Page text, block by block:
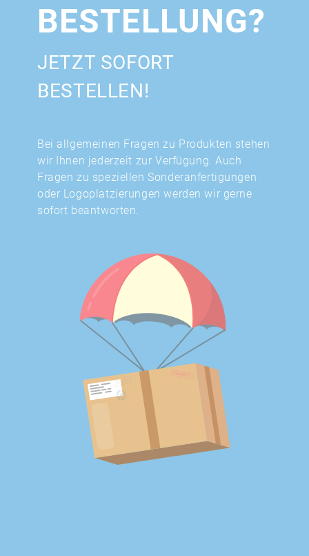
BESTELLUNG?
JETZT SOFORT
BESTELLEN!
Bei allgemeinen Fragen zu Produkten stehen
wir Ihnen jederzeit zur Verfügung. Auch
Fragen zu speziellen Sonderanfertigungen
oder Logoplatzierungen werden wir gerne
sofort beantworten.